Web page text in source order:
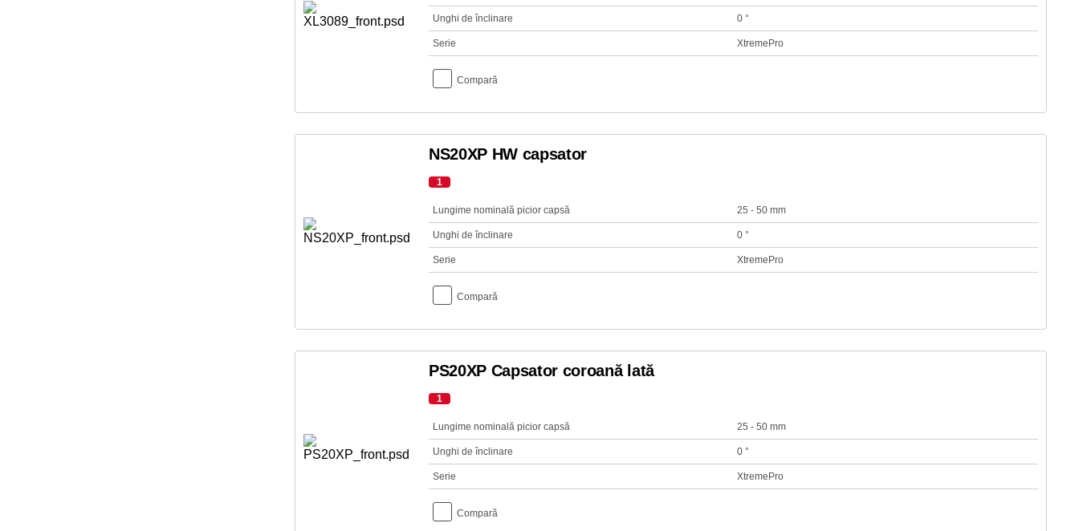
Unghi de înclinare 0 °
Serie XtremePro
Compară
NS20XP HW capsator
1
Lungime nominală picior capsă 25 - 50 mm
Unghi de înclinare 0 °
Serie XtremePro
Compară
PS20XP Capsator coroană lată
1
Lungime nominală picior capsă 25 - 50 mm
Unghi de înclinare 0 °
Serie XtremePro
Compară